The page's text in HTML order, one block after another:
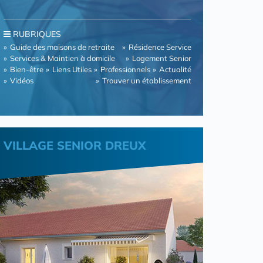
RUBRIQUES
Guide des maisons de retraite
Résidence Service
Services & Maintien à domicile
Logement Senior
Bien-être
Liens Utiles Professionnels
Actualité
Vidéos
Trouver un établissement
VILLAGE SENIOR DREUX